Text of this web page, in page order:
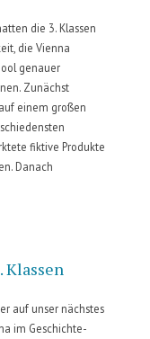
die 3. Klassen
die Vienna
genauer
Zunächst
einem großen
fiktive Produkte
Danach
Klassen
auf unser nächstes
im Geschichte-